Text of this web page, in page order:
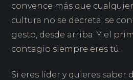
convence más que
cultura no se decreta; se
gesto, desde arriba. Y el
contagio siempre eres tú.
Si eres líder y quieres saber